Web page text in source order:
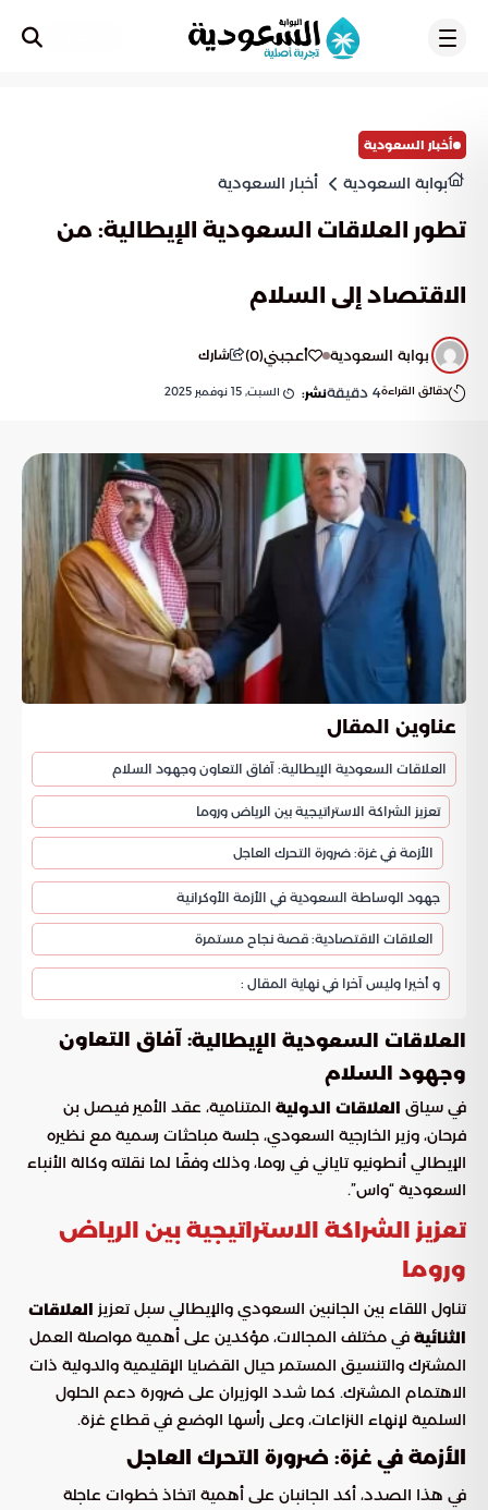
أخبار السعودية
بوابة السعودية أخبار السعودية
تطور العلاقات السعودية الإيطالية: من
الاقتصاد إلى السلام
بوابة السعودية أعجبني(
0
) شارك
دقائق القراءة4 دقيقةنشر: السبت, 15 نوفمبر 2025
عناوين المقال
العلاقات السعودية الإيطالية: آفاق التعاون وجهود السلام
تعزيز الشراكة الاستراتيجية بين الرياض وروما
الأزمة في غزة: ضرورة التحرك العاجل
جهود الوساطة السعودية في الأزمة الأوكرانية
العلاقات الاقتصادية: قصة نجاح مستمرة
و أخيرا وليس آخرا في نهاية المقال :
العلاقات السعودية الإيطالية: آفاق التعاون
وجهود السلام
في سياق العلاقات الدولية المتنامية، عقد الأمير فيصل بن
فرحان، وزير الخارجية السعودي، جلسة مباحثات رسمية مع نظيره
الإيطالي أنطونيو تاياني في روما، وذلك وفقًا لما نقلته وكالة الأنباء
السعودية “واس”.
تعزيز الشراكة الاستراتيجية بين الرياض
وروما
تناول اللقاء بين الجانبين السعودي والإيطالي سبل تعزيز العلاقات
الثنائية في مختلف المجالات، مؤكدين على أهمية مواصلة العمل
المشترك والتنسيق المستمر حيال القضايا الإقليمية والدولية ذات
الاهتمام المشترك. كما شدد الوزيران على ضرورة دعم الحلول
السلمية لإنهاء النزاعات، وعلى رأسها الوضع في قطاع غزة.
الأزمة في غزة: ضرورة التحرك العاجل
في هذا الصدد، أكد الجانبان على أهمية اتخاذ خطوات عاجلة